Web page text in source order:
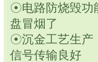
☉电路防烧毁功
盘冒烟了
☉沉金工艺生产
信号传输良好